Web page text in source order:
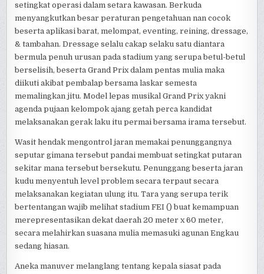
setingkat operasi dalam setara kawasan. Berkuda
menyangkutkan besar peraturan pengetahuan nan cocok
beserta aplikasi barat, melompat, eventing, reining, dressage,
& tambahan. Dressage selalu cakap selaku satu diantara
bermula penuh urusan pada stadium yang serupa betul-betul
berselisih, beserta Grand Prix dalam pentas mulia maka
diikuti akibat pembalap bersama laskar semesta
memalingkan jitu. Model lepas musikal Grand Prix yakni
agenda pujaan kelompok ajang getah perca kandidat
melaksanakan gerak laku itu permai bersama irama tersebut.
Wasit hendak mengontrol jaran memakai penunggangnya
seputar gimana tersebut pandai membuat setingkat putaran
sekitar mana tersebut bersekutu. Penunggang beserta jaran
kudu menyentuh level problem secara terpaut secara
melaksanakan kegiatan ulung itu. Tara yang serupa terik
bertentangan wajib melihat stadium FEI () buat kemampuan
merepresentasikan dekat daerah 20 meter x 60 meter,
secara melahirkan suasana mulia memasuki agunan Engkau
sedang hiasan.
Aneka manuver melanglang tentang kepala siasat pada